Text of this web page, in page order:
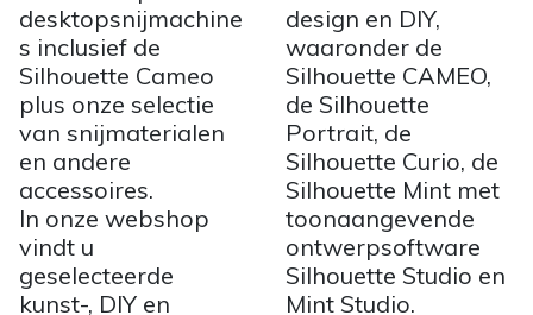
desktopsnijmachine
s inclusief de
Silhouette Cameo
plus onze selectie
van snijmaterialen
en andere
accessoires.
In onze webshop
vindt u
geselecteerde
kunst-, DIY en
design en DIY,
waaronder de
Silhouette CAMEO,
de Silhouette
Portrait, de
Silhouette Curio, de
Silhouette Mint met
toonaangevende
ontwerpsoftware
Silhouette Studio en
Mint Studio.